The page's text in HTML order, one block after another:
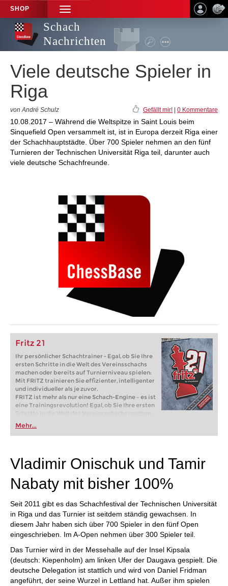
SHOP
TOGGLE
NAVIGATION
Schach
Nachrichten
Viele deutsche Spieler in
Riga
von André Schulz Gefällt mir! 0 Kommentare
10.08.2017 – Während die Weltspitze in Saint Louis beim
Sinquefield Open versammelt ist, ist in Europa derzeit Riga einer
der Schachhauptstädte. Über 700 Spieler nehmen an den fünf
Turnieren der Technischen Universität Riga teil, darunter auch
viele deutsche Schachfreunde.
Fritz 21
Ihr persönlicher Schachtrainer - Egal, ob Sie Ihre
ersten Schritte in die Welt des Vereinsschachs
machen oder bereits auf Turnierniveau spielen:
Mit FRITZ trainieren Sie effizienter, intelligenter
und individueller als je zuvor.
FRITZ ist mehr als nur eine Schach-Engine – es ist
eine Trainingsrevolution! Egal, ob Sie Ihre ersten
Schritte in die Welt des Vereinsschachs machen
oder bereits auf Turnierniveau spielen: Mit
FRITZ trainieren Sie effizienter, intelligenter und
individueller als je zuvor.
Mehr...
Vladimir Onischuk und Tamir
Nabaty mit bisher 100%
Seit 2011 gibt es das Schachfestival der Technischen Universität
in Riga und das Turnier ist seitdem ständig gewachsen. In
diesem Jahr haben sich über 700 Spieler in den fünf Open
eingeschrieben. Im A-Open nehmen über 300 Spieler teil.
Das Turnier wird in der Messehalle auf der Insel Kipsala
(deutsch: Kiepenholm) am linken Ufer der Daugava gespielt. Die
deutsche Delegation ist stattlich und wird von Daniel Fridman
angeführt, der seine Wurzel in Lettland hat. Außer ihm spielen